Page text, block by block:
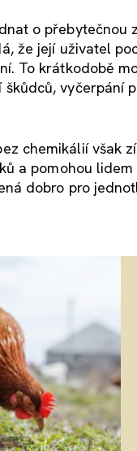
o přebytečnou
že její uživatel
To krátkodobě
škůdců, vyčerpání
chemikálií však
a pomohou
dobro pro